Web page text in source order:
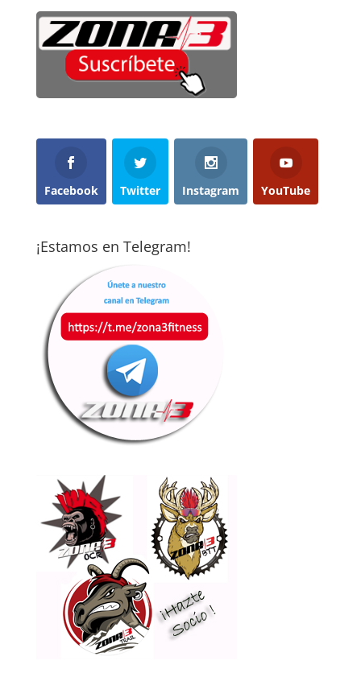
Facebook Twitter Instagram YouTube
¡Estamos en Telegram!